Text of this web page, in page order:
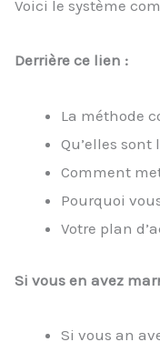
Voici le système
Derrière ce lien :
La méthode
Qu’elles
Comment
Pourquoi
Votre plan
Si vous en avez
Si vous an